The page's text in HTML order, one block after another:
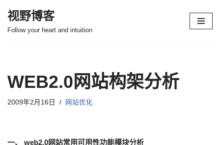
跳
视野博客
Follow your heart and intuition
WEB2.0网站构架分析
2009年2月16日 网站优化
一、 web2.0网站常用可用性功能模块分析